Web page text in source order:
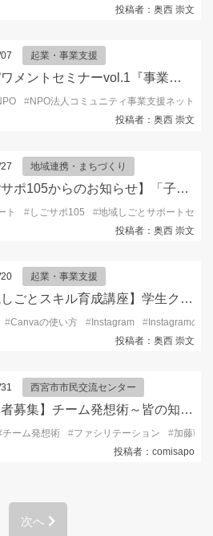
投稿者：奥西 崇文
起業・事業支援
エンパワメントセミナーvol.1『事業再構築編』
#NPO法人コミュニティ事業支援ネット
投稿者：奥西 崇文
地域連携・まちづくり
【しごサポ105からのお知らせ】「子ども・子育て・青少年に係るアンケート」へのご協力のお願い【阪神地域限定】
ト #しごサポ105 #地域しごとサポートセン
投稿者：奥西 崇文
起業・事業支援
【地域しごとスキル育成講座】学生クリエイターに学ぶInstagramの投稿ポイント
#Canvaの使い方 # Instagram # Instagramの
投稿者：奥西 崇文
西宮市市民交流センター
【受講者募集】チーム発想術～皆の知恵で組織を進めよう！
チーム発想術 #ファシリテーション #加藤彰氏
投稿者：comisapo
次へ